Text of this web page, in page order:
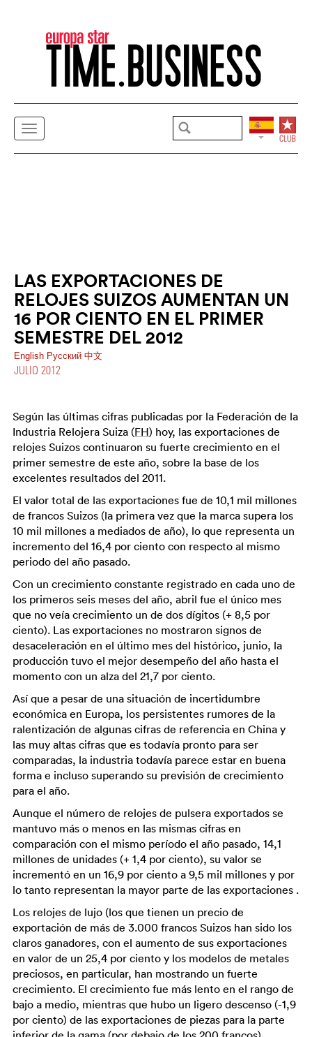
LAS EXPORTACIONES DE
RELOJES SUIZOS AUMENTAN UN
16 POR CIENTO EN EL PRIMER
SEMESTRE DEL 2012
English Pусский 中文
JULIO 2012
Según las últimas cifras publicadas por la Federación de la
Industria Relojera Suiza (FH) hoy, las exportaciones de
relojes Suizos continuaron su fuerte crecimiento en el
primer semestre de este año, sobre la base de los
excelentes resultados del 2011.
El valor total de las exportaciones fue de 10,1 mil millones
de francos Suizos (la primera vez que la marca supera los
10 mil millones a mediados de año), lo que representa un
incremento del 16,4 por ciento con respecto al mismo
periodo del año pasado.
Con un crecimiento constante registrado en cada uno de
los primeros seis meses del año, abril fue el único mes
que no veía crecimiento un de dos dígitos (+ 8,5 por
ciento). Las exportaciones no mostraron signos de
desaceleración en el último mes del histórico, junio, la
producción tuvo el mejor desempeño del año hasta el
momento con un alza del 21,7 por ciento.
Así que a pesar de una situación de incertidumbre
económica en Europa, los persistentes rumores de la
ralentización de algunas cifras de referencia en China y
las muy altas cifras que es todavía pronto para ser
comparadas, la industria todavía parece estar en buena
forma e incluso superando su previsión de crecimiento
para el año.
Aunque el número de relojes de pulsera exportados se
mantuvo más o menos en las mismas cifras en
comparación con el mismo período el año pasado, 14,1
millones de unidades (+ 1,4 por ciento), su valor se
incrementó en un 16,9 por ciento a 9,5 mil millones y por
lo tanto representan la mayor parte de las exportaciones .
Los relojes de lujo (los que tienen un precio de
exportación de más de 3.000 francos Suizos han sido los
claros ganadores, con el aumento de sus exportaciones
en valor de un 25,4 por ciento y los modelos de metales
preciosos, en particular, han mostrando un fuerte
crecimiento. El crecimiento fue más lento en el rango de
bajo a medio, mientras que hubo un ligero descenso (-1,9
por ciento) de las exportaciones de piezas para la parte